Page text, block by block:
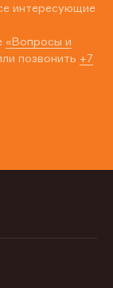
интересующие
«Вопросы и
позвонить +7